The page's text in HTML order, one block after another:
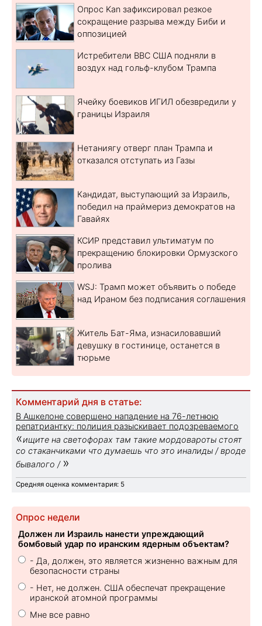
Опрос Kan зафиксировал резкое
сокращение разрыва между Биби и
оппозицией
Истребители ВВС США подняли в
воздух над гольф-клубом Трампа
Ячейку боевиков ИГИЛ обезвредили у
границы Израиля
Нетаниягу отверг план Трампа и
отказался отступать из Газы
Кандидат, выступающий за Израиль,
победил на праймериз демократов на
Гавайях
КСИР представил ультиматум по
прекращению блокировки Ормузского
пролива
WSJ: Трамп может объявить о победе
над Ираном без подписания соглашения
Житель Бат-Яма, изнасиловавший
девушку в гостинице, останется в
тюрьме
Комментарий дня в статье:
В Ашкелоне совершено нападение на 76-летнюю
репатриантку: полиция разыскивает подозреваемого
«ищите на светофорах там такие мордовароты стоят
со стаканчиками что думаешь что это иналиды / вроде
бывалого / »
Средняя оценка комментария: 5
Опрос недели
Должен ли Израиль нанести упреждающий
бомбовый удар по иранским ядерным объектам?
- Да, должен, это является жизненно важным для
безопасности страны
- Нет, не должен. США обеспечат прекращение
иранской атомной программы
Мне все равно